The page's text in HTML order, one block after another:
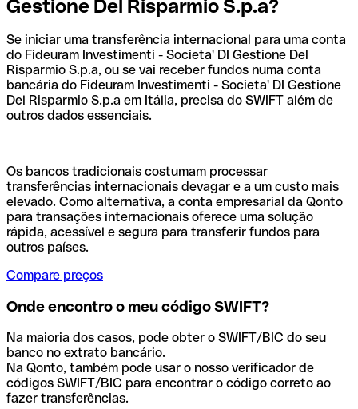
Gestione Del Risparmio S.p.a?
Se iniciar uma transferência internacional para uma conta
do Fideuram Investimenti - Societa' DI Gestione Del
Risparmio S.p.a, ou se vai receber fundos numa conta
bancária do Fideuram Investimenti - Societa' DI Gestione
Del Risparmio S.p.a em Itália, precisa do SWIFT além de
outros dados essenciais.
Os bancos tradicionais costumam processar
transferências internacionais devagar e a um custo mais
elevado. Como alternativa, a conta empresarial da Qonto
para transações internacionais oferece uma solução
rápida, acessível e segura para transferir fundos para
outros países.
Compare preços
Onde encontro o meu código SWIFT?
Na maioria dos casos, pode obter o SWIFT/BIC do seu
banco no extrato bancário.
Na Qonto, também pode usar o nosso verificador de
códigos SWIFT/BIC para encontrar o código correto ao
fazer transferências.